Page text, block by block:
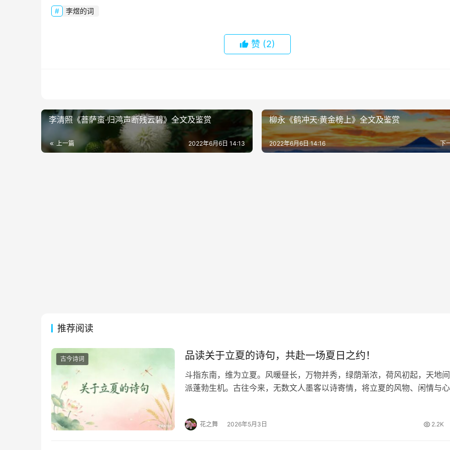
李煜的词
赞 (2)
李清照《菩萨蛮·归鸿声断残云碧》全文及鉴赏
上一篇 2022年6月6日 14:13
柳永《鹤冲天·黄金榜上》全文及鉴赏
下
2022年6月6日 14:16
推荐阅读
古今诗词 品读关于立夏的诗句，共赴一场夏日之约！
斗指东南，维为立夏。风暖昼长，万物并秀，绿荫渐浓，荷风初起，天地
派蓬勃生机。古往今来，无数文人墨客以诗寄情，将立夏的风物、闲情与
花之舞 2026年5月3日 2.2K